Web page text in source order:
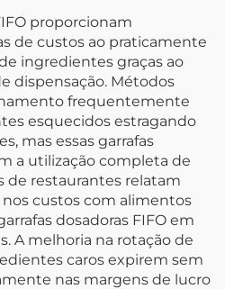
proporcionam
de custos ao praticamente
ingredientes graças ao
dispensação. Métodos
frequentemente
esquecidos estragando
mas essas garrafas
a utilização completa de
de restaurantes relatam
custos com alimentos
dosadoras FIFO em
A melhoria na rotação de
caros expirem sem
nas margens de lucro